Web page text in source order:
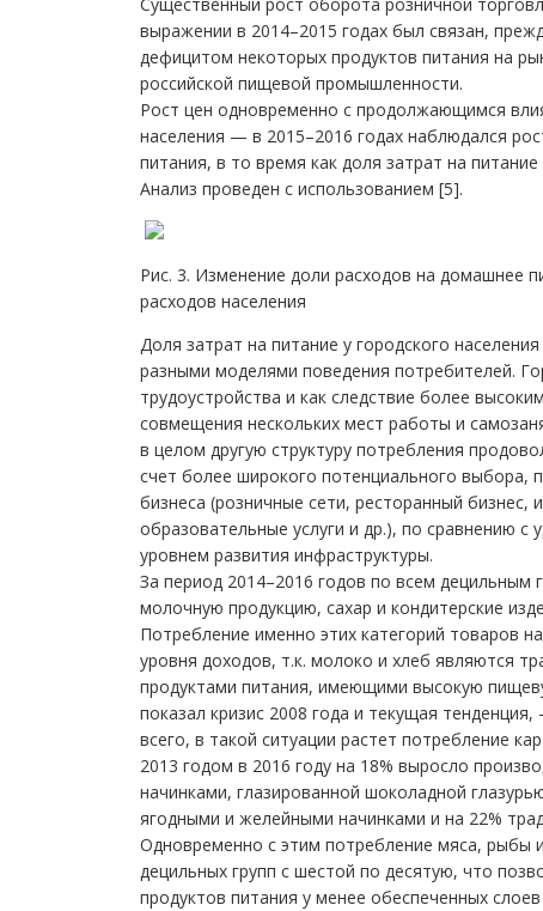
выражении в 2014–2015 годах был связан,
дефицитом некоторых продуктов питания на
российской пищевой промышленности.
Рост цен одновременно с продолжающимся
населения — в 2015–2016 годах наблюдался
питания, в то время как доля затрат на
Анализ проведен с использованием [5].
Рис. 3. Изменение доли расходов на домашнее
расходов населения
Доля затрат на питание у городского
разными моделями поведения потребителей.
трудоустройства и как следствие более
совмещения нескольких мест работы и
в целом другую структуру потребления
счет более широкого потенциального выбора,
бизнеса (розничные сети, ресторанный бизнес,
образовательные услуги и др.), по сравнению
уровнем развития инфраструктуры.
За период 2014–2016 годов по всем децильным
молочную продукцию, сахар и кондитерские
Потребление именно этих категорий товаров
уровня доходов, т.к. молоко и хлеб являются
продуктами питания, имеющими высокую
показал кризис 2008 года и текущая
всего, в такой ситуации растет потребление
2013 годом в 2016 году на 18% выросло
начинками, глазированной шоколадной
ягодными и желейными начинками и на 22%
Одновременно с этим потребление мяса, рыбы
децильных групп с шестой по десятую, что
продуктов питания у менее обеспеченных